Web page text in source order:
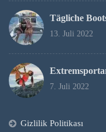
Tägliche
13. Juli 2022
7. Juli 2022
Gizlilik Politikası